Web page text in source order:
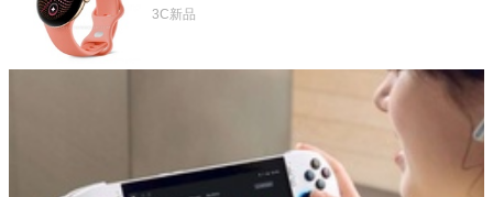
鎖定 AI 應用
3C新品